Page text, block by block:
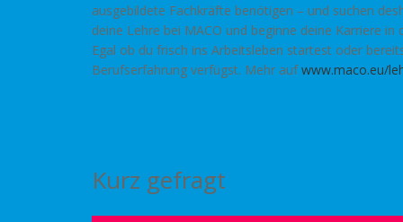
ausgebildete Fachkräfte benötigen – und suchen
deine Lehre bei MACO und beginne deine Karriere in
Egal ob du frisch ins Arbeitsleben startest oder
Berufserfahrung verfügst. Mehr aufwww.maco.eu/
Kurz gefragt